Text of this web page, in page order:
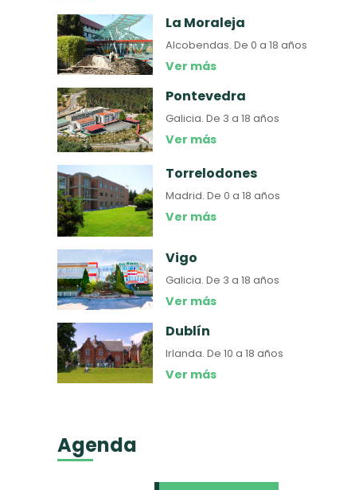
La Moraleja
Alcobendas.De 0 a 18 años
Ver más
Pontevedra
Galicia.De 3 a 18 años
Ver más
Torrelodones
Madrid.De 0 a 18 años
Ver más
Vigo
Galicia.De 3 a 18 años
Ver más
Dublín
Irlanda.De 10 a 18 años
Ver más
Agenda